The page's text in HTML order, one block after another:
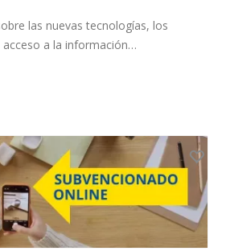
las nuevas tecnologías, los
a la información…